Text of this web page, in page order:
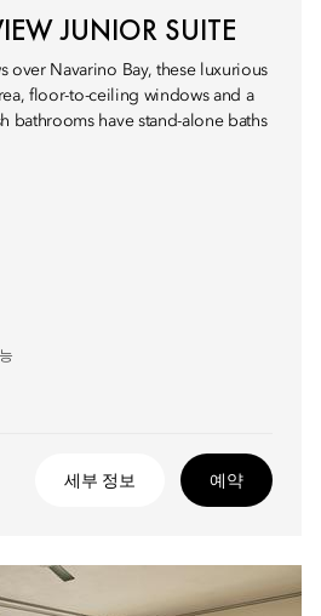
JUNIOR SUITE
over Navarino Bay, these luxurious
floor-to-ceiling windows and a
bathrooms have stand-alone baths
세부 정보 예약